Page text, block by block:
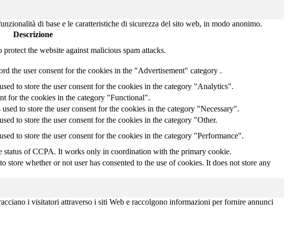
di base e le caratteristiche di sicurezza del sito web, in modo anonimo.
Descrizione
the website against malicious spam attacks.
the user consent for the cookies in the "Advertisement" category .
to store the user consent for the cookies in the category "Analytics".
for the cookies in the category "Functional".
to store the user consent for the cookies in the category "Necessary".
to store the user consent for the cookies in the category "Other.
to store the user consent for the cookies in the category "Performance".
status of CCPA. It works only in coordination with the primary cookie.
whether or not user has consented to the use of cookies. It does not store any
i visitatori attraverso i siti Web e raccolgono informazioni per fornire annunci